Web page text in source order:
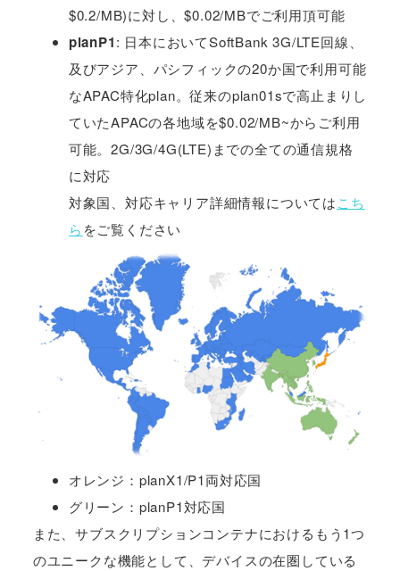
$0.2/MB)に対し、$0.02/MBでご利用頂可能
planP1: 日本においてSoftBank 3G/LTE回線、
及びアジア、パシフィックの20か国で利用可能
なAPAC特化plan。従来のplan01sで高止まりし
ていたAPACの各地域を$0.02/MB~からご利用
可能。2G/3G/4G(LTE)までの全ての通信規格
に対応
対象国、対応キャリア詳細情報についてはこち
ら をご覧ください
オレンジ：planX1/P1両対応国
グリーン：planP1対応国
また、サブスクリプションコンテナにおけるもう1つ
のユニークな機能として、デバイスの在圏している